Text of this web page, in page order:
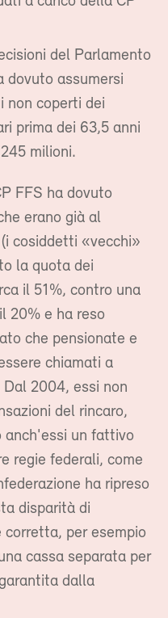
del Parlamento
dovuto assumersi
non coperti dei
prima dei 63,5 anni
milioni.
FFS ha dovuto
erano già al
cosiddetti «vecchi»
la quota dei
il 51%, contro una
20% e ha reso
che pensionate e
chiamati a
2004, essi non
del rincaro,
anch'essi un fattivo
regie federali, come
ha ripreso
disparità di
per esempio
cassa separata per
dalla